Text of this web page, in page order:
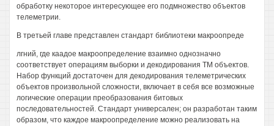
обработку некоторое интересующее его подмножество объектов
телеметрии.
В третьей главе представлен стандарт библиотеки макроопреде
лгний, где каадое макроопределение взаимно однозначно
соответствует операциям выборки и декодирования ТМ объектов.
Набор функций достаточен для декодирования телеметрических
объектов произвольной сложности, включает в себя все возможные
логические операции преобразования битовых
последовательностей. Стандарт универсален; он разработан таким
образом, что каждое макроопределение можно реализовать на